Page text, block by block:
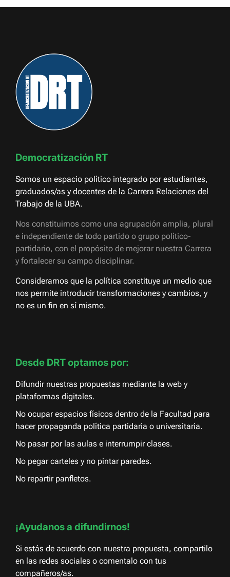
Democratización RT
Somos un espacio político integrado por estudiantes,
graduados/as y docentes de la Carrera Relaciones del
Trabajo de la UBA.
Nos constituimos como una agrupación amplia, plural
e independiente de todo partido o grupo político-
partidario, con el propósito de mejorar nuestra Carrera
y fortalecer su campo disciplinar.
Consideramos que la política constituye un medio que
nos permite introducir transformaciones y cambios, y
no es un fin en sí mismo.
Desde DRT optamos por:
Difundir nuestras propuestas mediante la web y
plataformas digitales.
No ocupar espacios físicos dentro de la Facultad para
hacer propaganda política partidaria o universitaria.
No pasar por las aulas e interrumpir clases.
No pegar carteles y no pintar paredes.
No repartir panfletos.
¡Ayudanos a difundirnos!
Si estás de acuerdo con nuestra propuesta, compartilo
en las redes sociales o comentalo con tus
compañeros/as.